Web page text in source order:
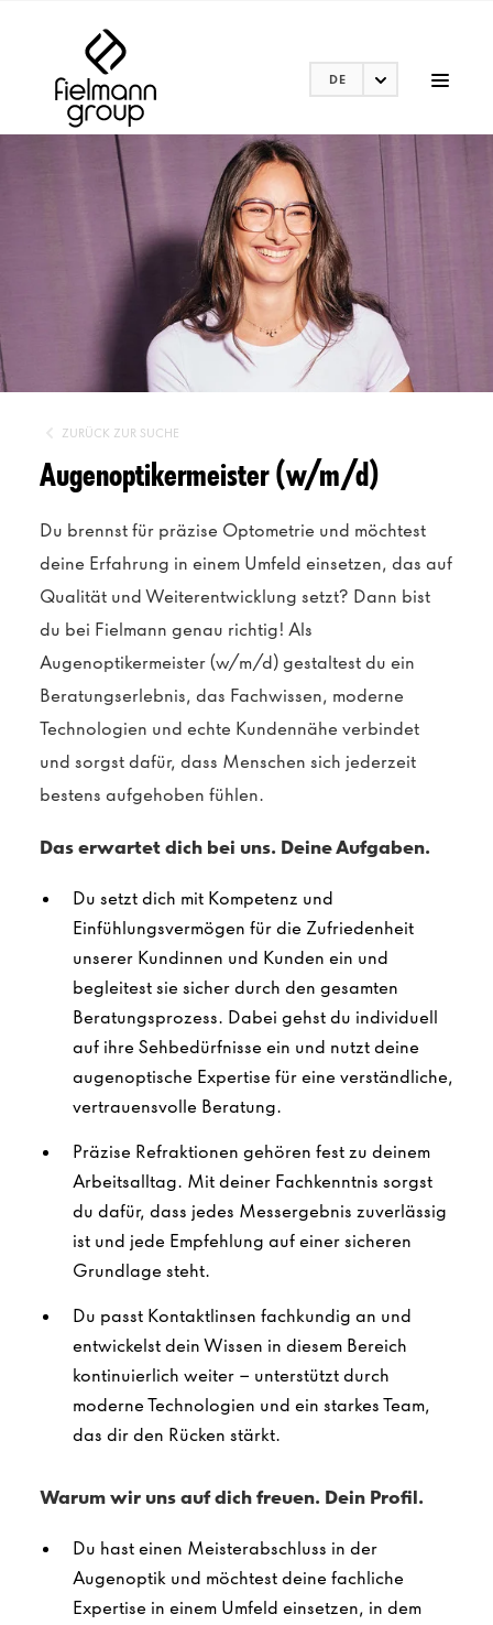
DE
ZURÜCK ZUR SUCHE
Augenoptikermeister (w/m/d)
Du brennst für präzise Optometrie und möchtest
deine Erfahrung in einem Umfeld einsetzen, das auf
Qualität und Weiterentwicklung setzt? Dann bist
du bei Fielmann genau richtig! Als
Augenoptikermeister (w/m/d) gestaltest du ein
Beratungserlebnis, das Fachwissen, moderne
Technologien und echte Kundennähe verbindet
und sorgst dafür, dass Menschen sich jederzeit
bestens aufgehoben fühlen.
Das erwartet dich bei uns. Deine Aufgaben.
Du setzt dich mit Kompetenz und
Einfühlungsvermögen für die Zufriedenheit
unserer Kundinnen und Kunden ein und
begleitest sie sicher durch den gesamten
Beratungsprozess. Dabei gehst du individuell
auf ihre Sehbedürfnisse ein und nutzt deine
augenoptische Expertise für eine verständliche,
vertrauensvolle Beratung.
Präzise Refraktionen gehören fest zu deinem
Arbeitsalltag. Mit deiner Fachkenntnis sorgst
du dafür, dass jedes Messergebnis zuverlässig
ist und jede Empfehlung auf einer sicheren
Grundlage steht.
Du passt Kontaktlinsen fachkundig an und
entwickelst dein Wissen in diesem Bereich
kontinuierlich weiter – unterstützt durch
moderne Technologien und ein starkes Team,
das dir den Rücken stärkt.
Warum wir uns auf dich freuen. Dein Profil.
Du hast einen Meisterabschluss in der
Augenoptik und möchtest deine fachliche
Expertise in einem Umfeld einsetzen, in dem